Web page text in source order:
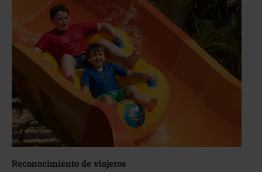
Reconocimiento de viajeros